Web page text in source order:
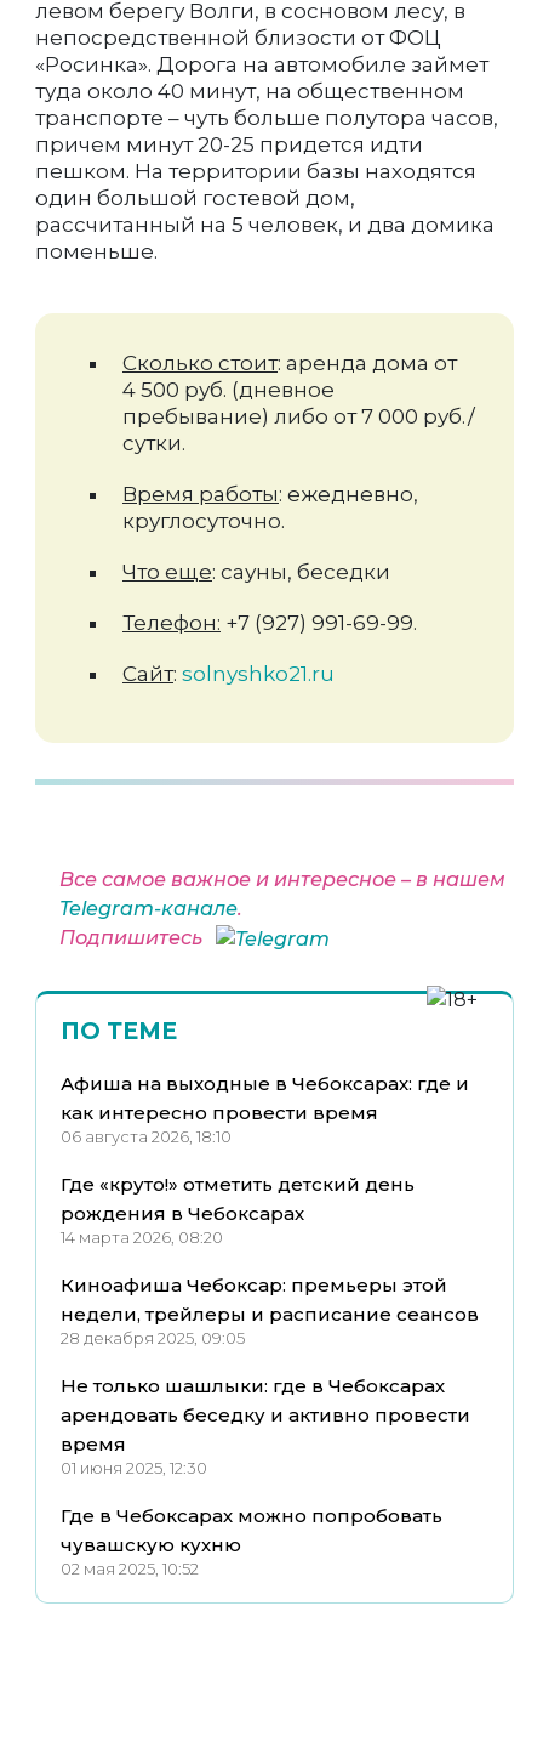
левом берегу Волги, в сосновом лесу, в
непосредственной близости от ФОЦ
«Росинка». Дорога на автомобиле займет
туда около 40 минут, на общественном
транспорте – чуть больше полутора часов,
причем минут 20-25 придется идти
пешком. На территории базы находятся
один большой гостевой дом,
рассчитанный на 5 человек, и два домика
поменьше.
Сколько стоит: аренда дома от
4 500 руб. (дневное
пребывание) либо от 7 000 руб./
сутки.
Время работы: ежедневно,
круглосуточно.
Что еще: сауны, беседки
Телефон: +7 (927) 991-69-99.
Сайт: solnyshko21.ru
Все самое важное и интересное – в нашем
Telegram-канале.
Подпишитесь
ПО ТЕМЕ
Афиша на выходные в Чебоксарах: где и
как интересно провести время
06 августа 2026, 18:10
Где «круто!» отметить детский день
рождения в Чебоксарах
14 марта 2026, 08:20
Киноафиша Чебоксар: премьеры этой
недели, трейлеры и расписание сеансов
28 декабря 2025, 09:05
Не только шашлыки: где в Чебоксарах
арендовать беседку и активно провести
время
01 июня 2025, 12:30
Где в Чебоксарах можно попробовать
чувашскую кухню
02 мая 2025, 10:52